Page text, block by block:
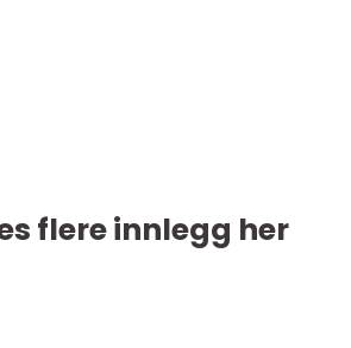
flere innlegg her